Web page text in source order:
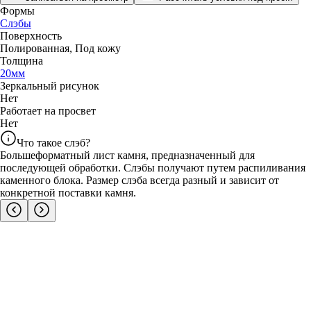
Формы
Слэбы
Поверхность
Полированная, Под кожу
Толщина
20мм
Зеркальный рисунок
Нет
Работает на просвет
Нет
Что такое слэб?
Большеформатный лист камня, предназначенный для
последующей обработки. Слэбы получают путем распиливания
каменного блока. Размер слэба всегда разный и зависит от
конкретной поставки камня.